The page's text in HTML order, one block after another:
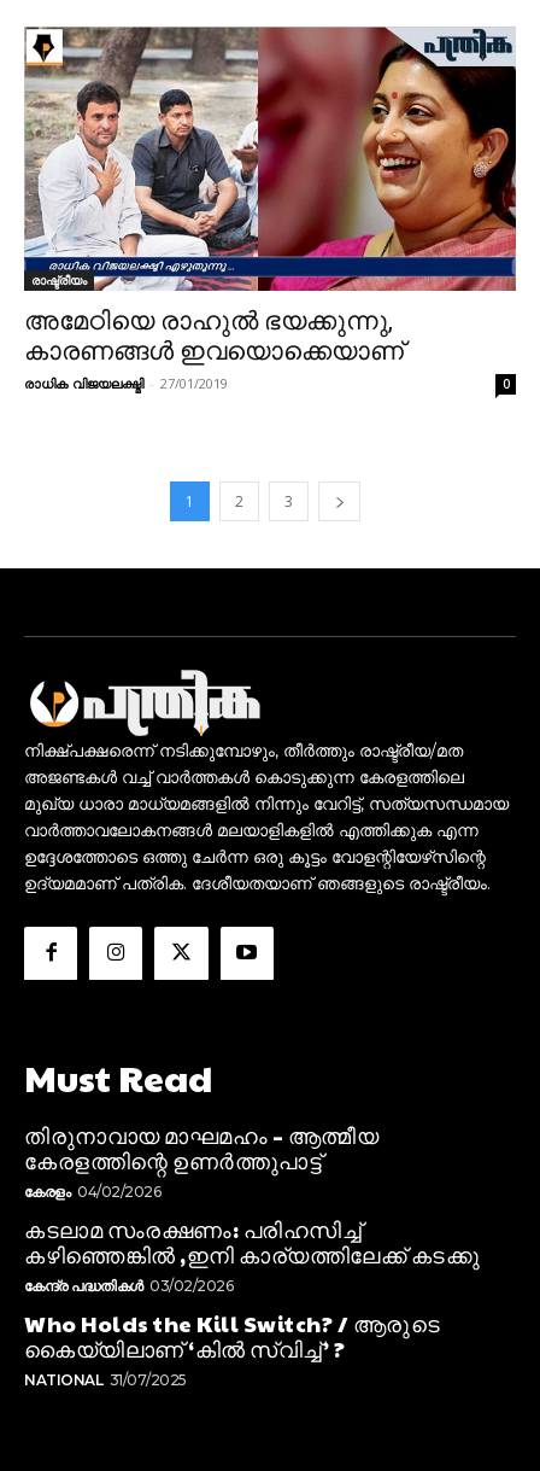
രാഷ്ട്രീയം
അമേഠിയെ രാഹുല്‍ ഭയക്കുന്നു,
കാരണങ്ങള്‍ ഇവയൊക്കെയാണ്
രാധിക വിജയലക്ഷ്മി - 27/01/2019 0
1 2 3
നിക്ഷ്പക്ഷരെന്ന് നടിക്കുമ്പോഴും, തീർത്തും രാഷ്ട്രീയ/മത
അജണ്ടകൾ വച്ച് വാർത്തകൾ കൊടുക്കുന്ന കേരളത്തിലെ
മുഖ്യ ധാരാ മാധ്യമങ്ങളിൽ നിന്നും വേറിട്ട്, സത്യസന്ധമായ
വാർത്താവലോകനങ്ങൾ മലയാളികളിൽ എത്തിക്കുക എന്ന
ഉദ്ദേശത്തോടെ ഒത്തു ചേർന്ന ഒരു കൂട്ടം വോളന്റിയേഴ്‌സിന്റെ
ഉദ്യമമാണ് പത്രിക. ദേശീയതയാണ് ഞങ്ങളുടെ രാഷ്ട്രീയം.
Must Read
തിരുനാവായ മാഘമഹം – ആത്മീയ
കേരളത്തിന്റെ ഉണർത്തുപാട്ട്
കേരളം 04/02/2026
കടലാമ സംരക്ഷണം: പരിഹസിച്ച്
കഴിഞ്ഞെങ്കിൽ ,ഇനി കാര്യത്തിലേക്ക് കടക്കു
കേന്ദ്ര പദ്ധതികൾ 03/02/2026
Who Holds the Kill Switch? / ആരുടെ
കൈയ്യിലാണ് ‘കിൽ സ്വിച്ച്’ ?
NATIONAL 31/07/2025